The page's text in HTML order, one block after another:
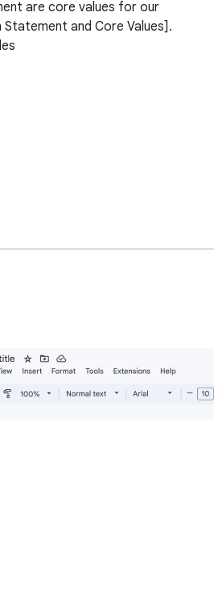
are core values for our
Statement and Core Values].